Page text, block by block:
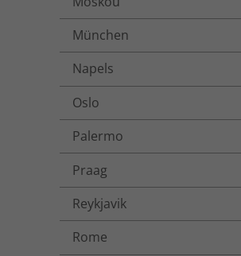
München
Napels
Oslo
Palermo
Praag
Reykjavik
Rome